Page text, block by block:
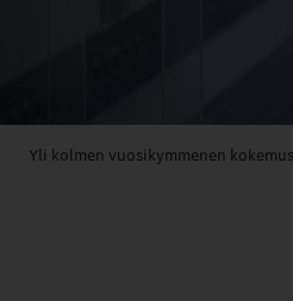
Yli kolmen vuosikymmenen